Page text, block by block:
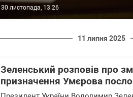
30 листопада, 13:26
11 липня 2025
Зеленський розповів про
призначення Умєрова